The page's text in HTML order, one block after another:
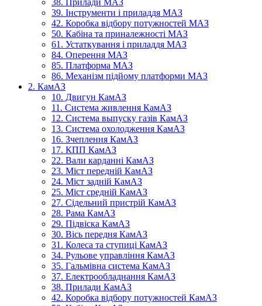
38. Прилади МАЗ
39. Інструменти і приладдя МАЗ
42. Коробка відбору потужностей МАЗ
50. Кабіна та приналежності МАЗ
61. Устаткування і приладдя МАЗ
84. Оперення МАЗ
85. Платформа МАЗ
86. Механізм підйому платформи МАЗ
2. КамАЗ
10. Двигун КамАЗ
11. Система живлення КамАЗ
12. Система выпуску газів КамАЗ
13. Система охолодження КамАЗ
16. Зчеплення КамАЗ
17. КПП КамАЗ
22. Вали карданні КамАЗ
23. Міст передній КамАЗ
24. Міст задній КамАЗ
25. Міст средній КамАЗ
27. Сідельний пристрій КамАЗ
28. Рама КамАЗ
29. Підвіска КамАЗ
30. Вісь передня КамАЗ
31. Колеса та ступиці КамАЗ
34. Рульове управління КамАЗ
35. Гальмівна система КамАЗ
37. Електрообладнання КамАЗ
38. Прилади КамАЗ
42. Коробка відбору потужностей КамАЗ